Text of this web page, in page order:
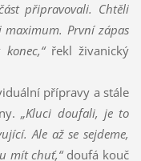
připravovali. Chtěli
První zápas
řekl živanický
přípravy a stále
„Kluci doufali, je to
Ale až se sejdeme,
mít chuť,“doufá kouč